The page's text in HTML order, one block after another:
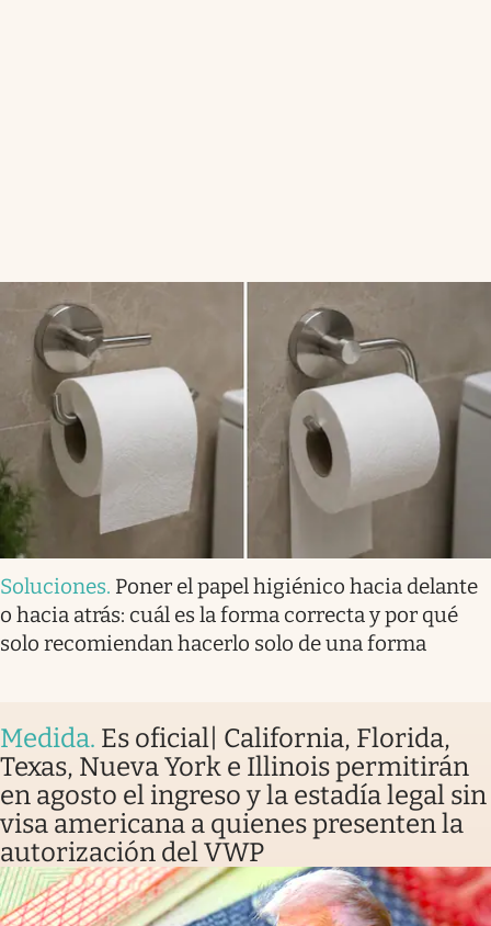
Soluciones. Poner el papel higiénico hacia delante
o hacia atrás: cuál es la forma correcta y por qué
solo recomiendan hacerlo solo de una forma
Medida. Es oficial| California, Florida,
Texas, Nueva York e Illinois permitirán
en agosto el ingreso y la estadía legal sin
visa americana a quienes presenten la
autorización del VWP